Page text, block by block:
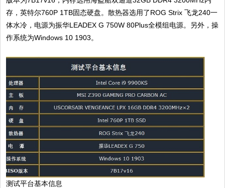
存，英特尔760P 1TB固态硬盘。散热器选用了ROG Strix 飞龙240一
体水冷，电源为振华LEADEX G 750W 80Plus全模组电源。另外，操
作系统为Windows 10 1903。
测试平台基本信息